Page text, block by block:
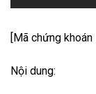
[Mã chứng khoán
Nội dung: